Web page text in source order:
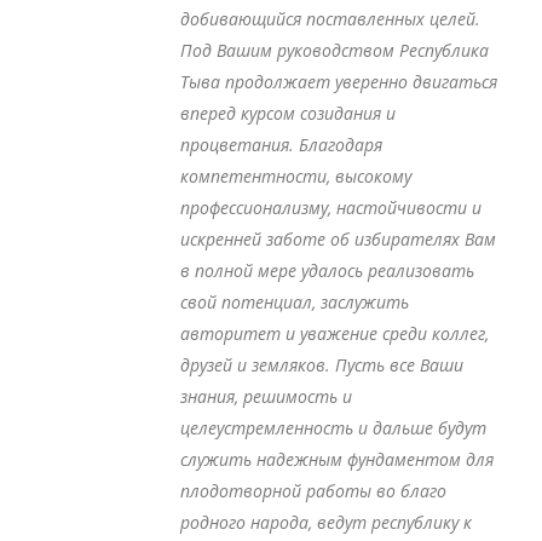
добивающийся поставленных целей.
Под Вашим руководством Республика
Тыва продолжает уверенно двигаться
вперед курсом созидания и
процветания. Благодаря
компетентности, высокому
профессионализму, настойчивости и
искренней заботе об избирателях Вам
в полной мере удалось реализовать
свой потенциал, заслужить
авторитет и уважение среди коллег,
друзей и земляков. Пусть все Ваши
знания, решимость и
целеустремленность и дальше будут
служить надежным фундаментом для
плодотворной работы во благо
родного народа, ведут республику к